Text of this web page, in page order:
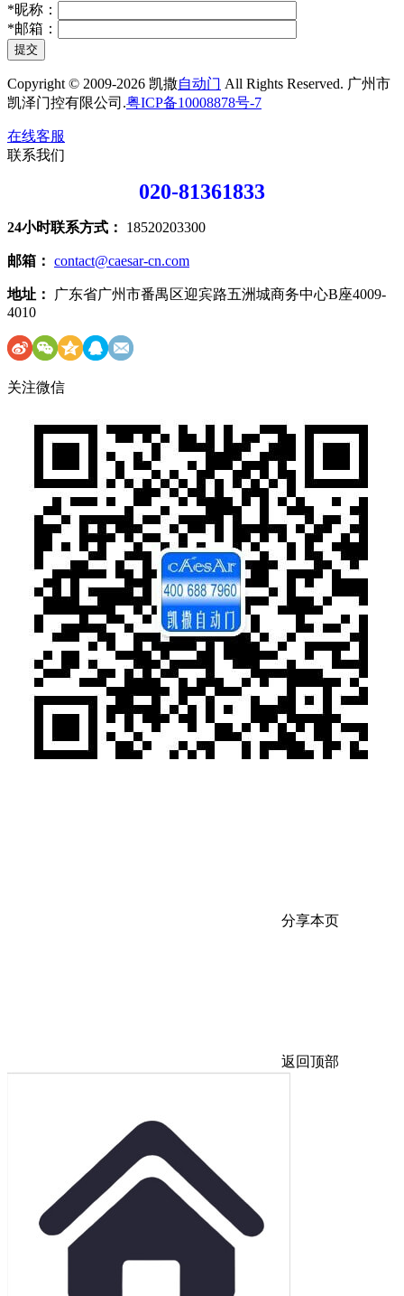
*昵称：
*邮箱：
提交
Copyright © 2009-2026 凯撒自动门 All Rights Reserved. 广州市
凯泽门控有限公司.粤ICP备10008878号-7
在线客服
联系我们
020-81361833
24小时联系方式： 18520203300
邮箱： contact@caesar-cn.com
地址：
广东省广州市番禺区迎宾路五洲城商务中心B座4009-
4010
关注微信
分享本页
返回顶部